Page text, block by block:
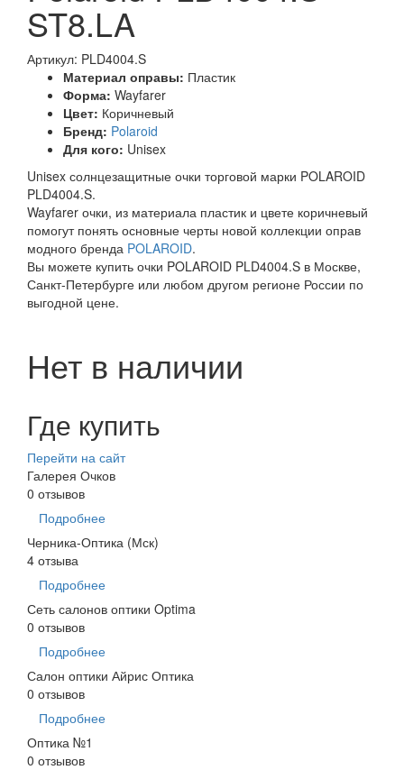
ST8.LA
Артикул: PLD4004.S
Материал оправы: Пластик
Форма: Wayfarer
Цвет: Коричневый
Бренд: Polaroid
Для кого: Unisex
Unisex солнцезащитные очки торговой марки POLAROID
PLD4004.S.
Wayfarer очки, из материала пластик и цвете коричневый
помогут понять основные черты новой коллекции оправ
модного бренда POLAROID.
Вы можете купить очки POLAROID PLD4004.S в Москве,
Санкт-Петербурге или любом другом регионе России по
выгодной цене.
Нет в наличии
Где купить
Перейти на сайт
Галерея Очков
0 отзывов
Подробнее
Черника-Оптика (Мск)
4 отзыва
Подробнее
Сеть салонов оптики Optima
0 отзывов
Подробнее
Салон оптики Айрис Оптика
0 отзывов
Подробнее
Оптика №1
0 отзывов